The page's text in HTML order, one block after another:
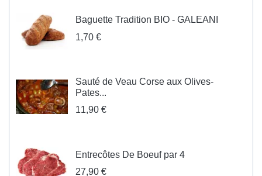
Baguette Tradition BIO - GALEANI
1,70 €
Sauté de Veau Corse aux Olives-
Pates...
11,90 €
Entrecôtes De Boeuf par 4
27,90 €